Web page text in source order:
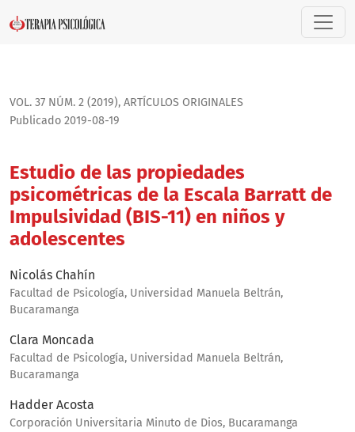
Estudio de las propiedades psicométricas de la Escala
VOL. 37 NÚM. 2 (2019), ARTÍ­CULOS ORIGINALES
Estudio de las propiedades
psicométricas de la Escala Barratt de
Impulsividad (BIS-11) en niños y
adolescentes
Publicado 2019-08-19
Nicolás Chahín
Facultad de Psicología, Universidad Manuela Beltrán,
Bucaramanga
Clara Moncada
Facultad de Psicología, Universidad Manuela Beltrán,
Bucaramanga
Hadder Acosta
Corporación Universitaria Minuto de Dios, Bucaramanga